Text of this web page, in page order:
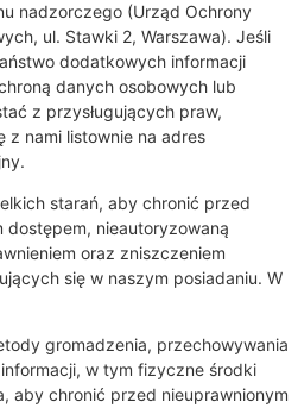
nadzorczego (Urząd Ochrony
ul. Stawki 2, Warszawa). Jeśli
dodatkowych informacji
danych osobowych lub
z przysługujących praw,
z nami listownie na adres
starań, aby chronić przed
dostępem, nieautoryzowaną
oraz zniszczeniem
się w naszym posiadaniu. W
gromadzenia, przechowywania
w tym fizyczne środki
aby chronić przed nieuprawnionym